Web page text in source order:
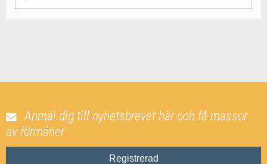
Anmäl dig till nyhetsbrevet här och få massor
av förmåner
Registrerad